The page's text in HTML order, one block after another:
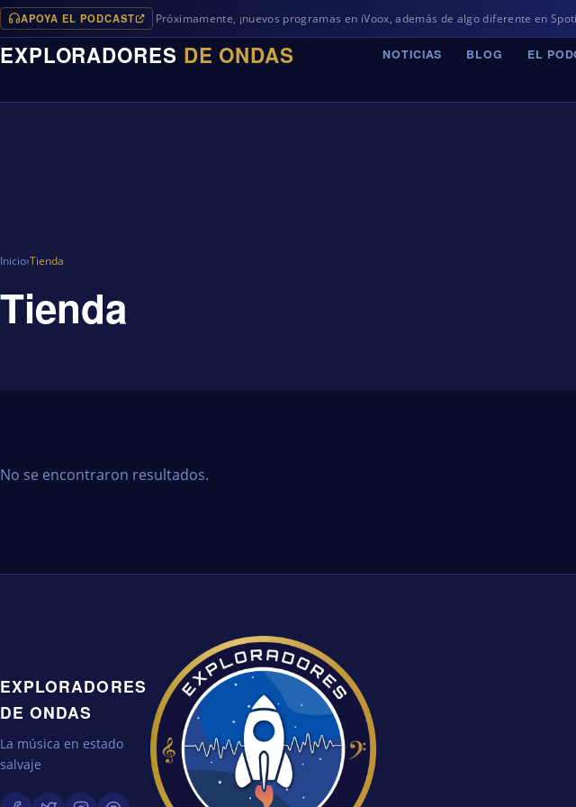
APOYA EL PODCASTPróximamente, ¡nuevos programas en iVoox, además de algo diferente en Spotify
EXPLORADORES DE ONDAS NOTICIAS BLOG EL
Inicio›Tienda
Tienda
No se encontraron resultados.
EXPLORADORES
DE ONDAS
La música en estado
salvaje